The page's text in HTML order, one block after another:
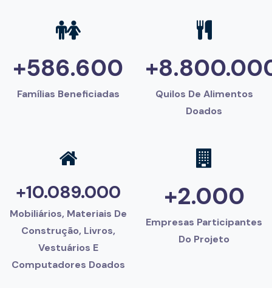
+586.600
Famílias Beneficiadas
Quilos De Alimentos
Doados
+10.089.000
Mobiliários, Materiais De
Construção, Livros,
Vestuários E
Computadores Doados
+2.000
Empresas Participantes
Do Projeto